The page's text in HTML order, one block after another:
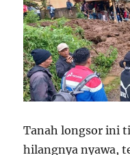
Tanah longsor ini
hilangnya nyawa,